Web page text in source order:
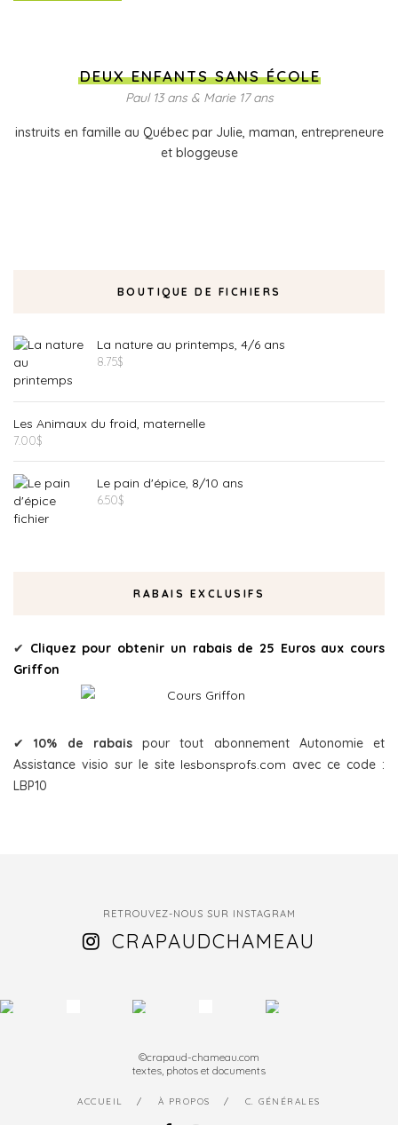
DEUX ENFANTS SANS ÉCOLE
Paul 13 ans & Marie 17 ans
instruits en famille au Québec par Julie, maman, entrepreneure
et bloggeuse
BOUTIQUE DE FICHIERS
La nature au printemps, 4/6 ans
8.75$
Les Animaux du froid, maternelle
7.00$
Le pain d'épice, 8/10 ans
6.50$
RABAIS EXCLUSIFS
✔ Cliquez pour obtenir un rabais de 25 Euros aux cours
Griffon
✔10% de rabaispour tout abonnement Autonomie et
Assistance visio sur le site lesbonsprofs.com avec ce code :
LBP10
RETROUVEZ-NOUS SUR INSTAGRAM
CRAPAUDCHAMEAU
©crapaud-chameau.com
textes, photos et documents
ACCUEIL À PROPOS C. GÉNÉRALES